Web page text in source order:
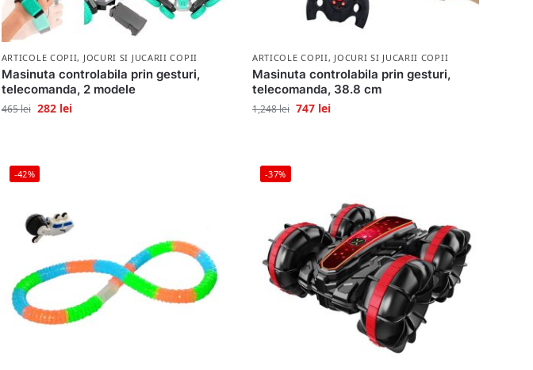
ARTICOLE COPII, JOCURI SI JUCARII COPII
Masinuta controlabila prin gesturi,
telecomanda, 2 modele
465lei 282 lei
ARTICOLE COPII, JOCURI SI JUCARII COPII
Masinuta controlabila prin gesturi,
telecomanda, 38.8 cm
1,248lei 747 lei
-42% -37%